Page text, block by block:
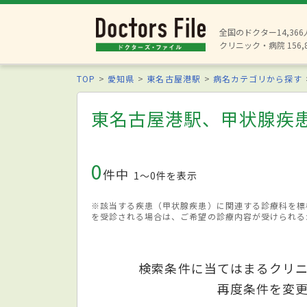
全国のドクター14,366
クリニック・病院
TOP 愛知県 東名古屋港駅 病名カテゴリから探す
東名古屋港駅、甲状腺疾
0件中 1〜0件を表示
※該当する疾患（甲状腺疾患）に関連する診療科を
を受診される場合は、ご希望の診療内容が受けられ
検索条件に当てはまるクリ
再度条件を変